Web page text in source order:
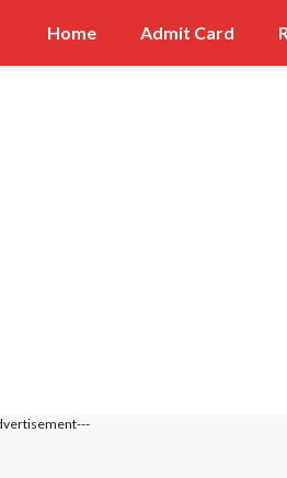
Home Admit Card